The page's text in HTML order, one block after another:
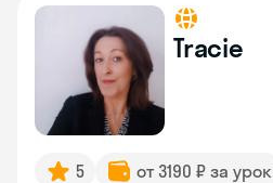
Tracie
5 от 3190 ₽ за урок